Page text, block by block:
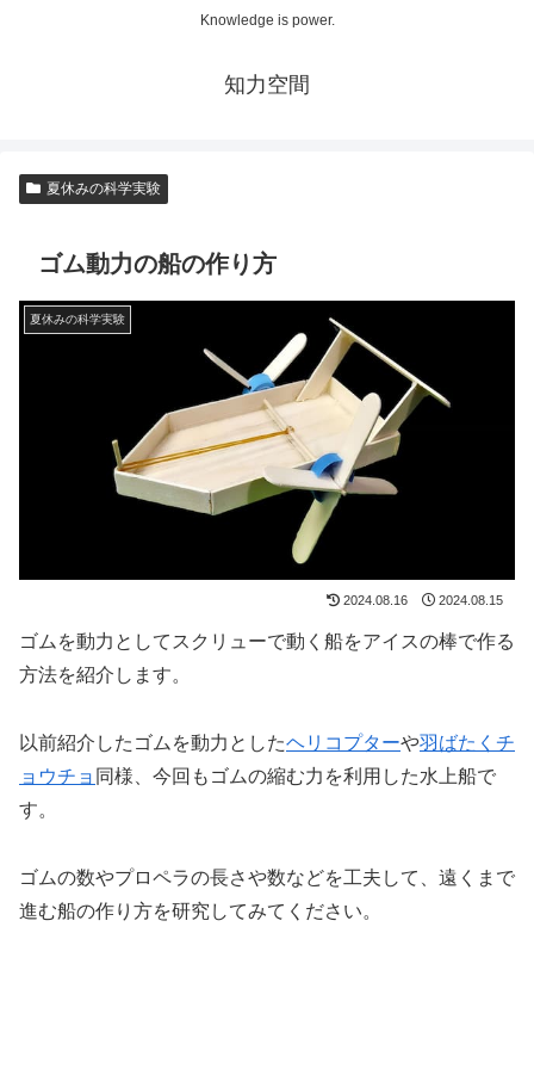
Knowledge is power.
知力空間
夏休みの科学実験
ゴム動力の船の作り方
夏休みの科学実験
2024.08.16 2024.08.15
ゴムを動力としてスクリューで動く船をアイスの棒で作る
方法を紹介します。
以前紹介したゴムを動力としたヘリコプターや羽ばたくチ
ョウチョ 同様、今回もゴムの縮む力を利用した水上船で
す。
ゴムの数やプロペラの長さや数などを工夫して、遠くまで
進む船の作り方を研究してみてください。